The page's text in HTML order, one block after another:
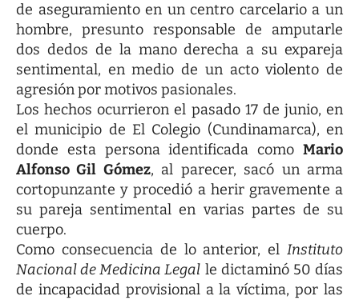
de aseguramiento en un centro carcelario a un
hombre, presunto responsable de amputarle
dos dedos de la mano derecha a su expareja
sentimental, en medio de un acto violento de
agresión por motivos pasionales.
Los hechos ocurrieron el pasado 17 de junio, en
el municipio de El Colegio (Cundinamarca), en
donde esta persona identificada como Mario
Alfonso Gil Gómez, al parecer, sacó un arma
cortopunzante y procedió a herir gravemente a
su pareja sentimental en varias partes de su
cuerpo.
Como consecuencia de lo anterior, el Instituto
Nacional de Medicina Legal le dictaminó 50 días
de incapacidad provisional a la víctima, por las